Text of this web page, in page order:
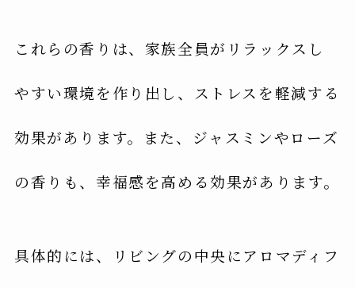
これらの香りは、家族全員がリラックスし
やすい環境を作り出し、ストレスを軽減する
効果があります。また、ジャスミンやローズ
の香りも、幸福感を高める効果があります。
具体的には、リビングの中央にアロマディフ